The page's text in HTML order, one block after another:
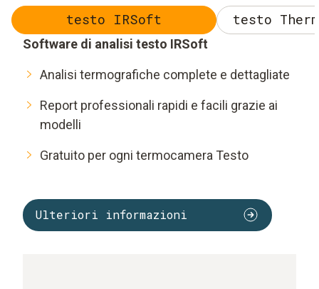
testo IRSoft testo
Software di analisi testo IRSoft
Analisi termografiche complete e dettagliate
Report professionali rapidi e facili grazie ai
modelli
Gratuito per ogni termocamera Testo
Ulteriori informazioni